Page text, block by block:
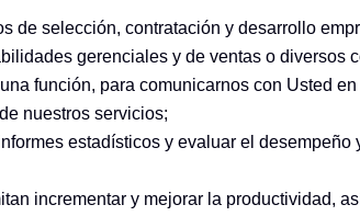
de selección, contratación y desarrollo
gerenciales y de ventas o diversos
función, para comunicarnos con Usted
nuestros servicios;
estadísticos y evaluar el
incrementar y mejorar la productividad,